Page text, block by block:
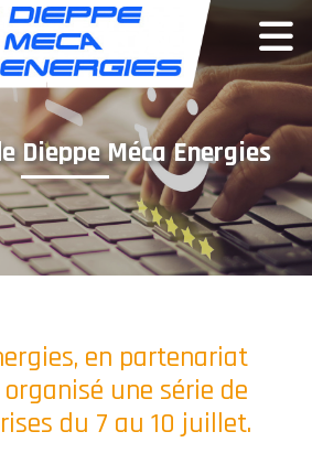
Dieppe Méca Energies
en partenariat
une série de
du 7 au 10 juillet.